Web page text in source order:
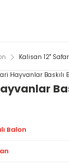
Kalisan 12''
Balon